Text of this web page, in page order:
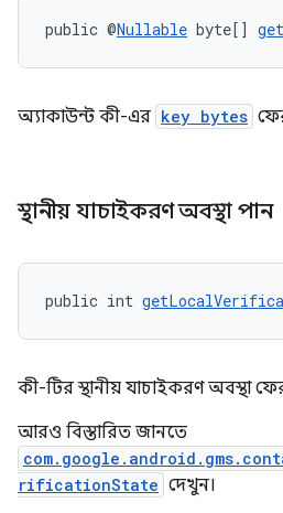
public @Nullable byte[]
অ্যাকাউন্ট কী-এর key bytes
স্থানীয় যাচাইকরণ অবস্থা পান
public int
কী-টির স্থানীয় যাচাইকরণ অবস্থা
আরও বিস্তারিত জানতে
rificationState দেখুন।